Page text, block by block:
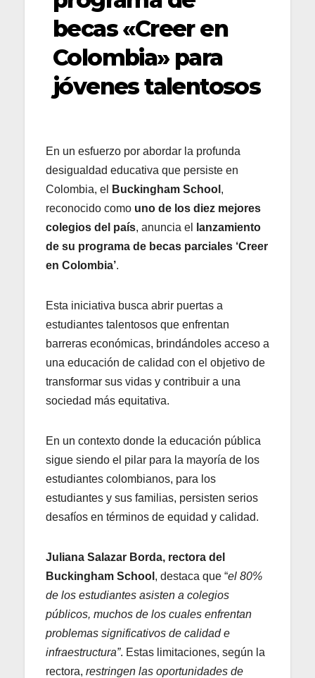
becas «Creer en
Colombia» para
jóvenes talentosos
En un esfuerzo por abordar la profunda
desigualdad educativa que persiste en
Colombia, el
Buckingham School ,
reconocido como uno de los diez mejores
colegios del país, anuncia el
lanzamiento
de su programa de becas parciales ‘Creer
en Colombia’.
Esta iniciativa busca abrir puertas a
estudiantes talentosos que enfrentan
barreras económicas, brindándoles acceso a
una educación de calidad con el objetivo de
transformar sus vidas y contribuir a una
sociedad más equitativa.
En un contexto donde la educación pública
sigue siendo el pilar para la mayoría de los
estudiantes colombianos, para los
estudiantes y sus familias, persisten serios
desafíos en términos de equidad y calidad.
Juliana Salazar Borda, rectora del
Buckingham School , destaca que “el 80%
de los estudiantes asisten a colegios
públicos, muchos de los cuales enfrentan
problemas significativos de calidad e
infraestructura”. Estas limitaciones, según la
rectora, restringen las oportunidades de